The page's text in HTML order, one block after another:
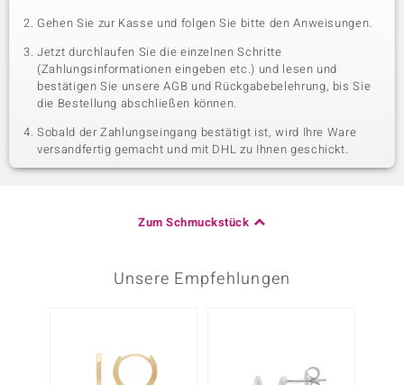
Gehen Sie zur Kasse und folgen Sie bitte den Anweisungen.
Jetzt durchlaufen Sie die einzelnen Schritte
(Zahlungsinformationen eingeben etc.) und lesen und
bestätigen Sie unsere AGB und Rückgabebelehrung, bis Sie
die Bestellung abschließen können.
Sobald der Zahlungseingang bestätigt ist, wird Ihre Ware
versandfertig gemacht und mit DHL zu Ihnen geschickt.
Zum Schmuckstück
Unsere Empfehlungen